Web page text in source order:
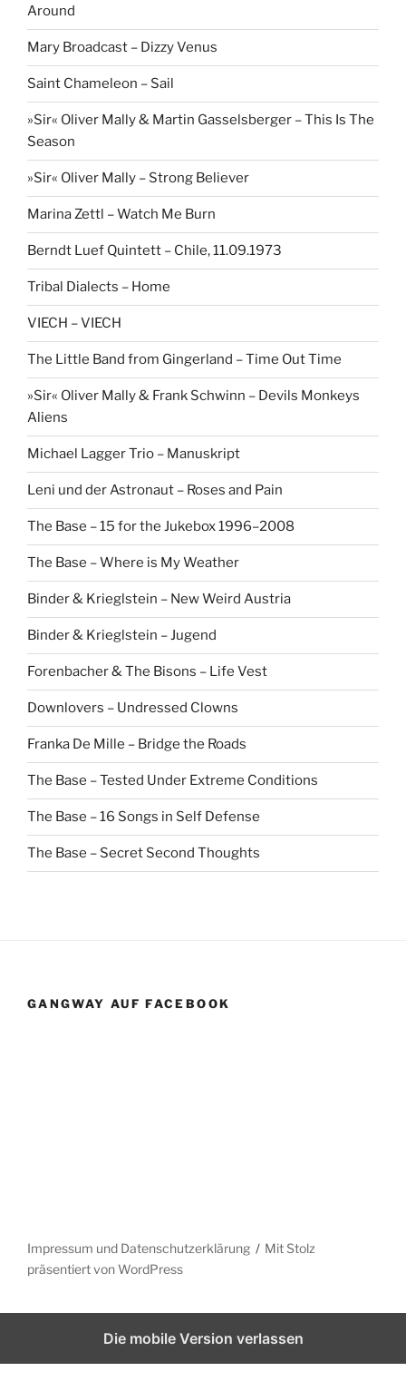
Around
Mary Broadcast – Dizzy Venus
Saint Chameleon – Sail
»Sir« Oliver Mally & Martin Gasselsberger – This Is The
Season
»Sir« Oliver Mally – Strong Believer
Marina Zettl – Watch Me Burn
Berndt Luef Quintett – Chile, 11.09.1973
Tribal Dialects – Home
VIECH – VIECH
The Little Band from Gingerland – Time Out Time
»Sir« Oliver Mally & Frank Schwinn – Devils Monkeys
Aliens
Michael Lagger Trio – Manuskript
Leni und der Astronaut – Roses and Pain
The Base – 15 for the Jukebox 1996–2008
The Base – Where is My Weather
Binder & Krieglstein – New Weird Austria
Binder & Krieglstein – Jugend
Forenbacher & The Bisons – Life Vest
Downlovers – Undressed Clowns
Franka De Mille – Bridge the Roads
The Base – Tested Under Extreme Conditions
The Base – 16 Songs in Self Defense
The Base – Secret Second Thoughts
GANGWAY AUF FACEBOOK
Impressum und Datenschutzerklärung
Mit Stolz
präsentiert von WordPress
Die mobile Version verlassen